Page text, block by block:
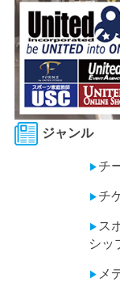
ジャンル
▶チ
▶チ
▶ ス
シッ
▶ メ